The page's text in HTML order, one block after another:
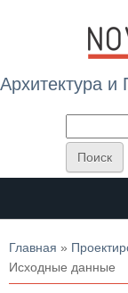
Архитектура и
Вы здесь
Главная »
Исходные данные